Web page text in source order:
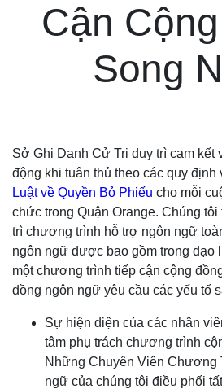
Cận
Song
Sở Ghi Danh Cử Tri duy trì cam kết
động khi tuân thủ theo các quy định
Luật về Quyền Bỏ Phiếu cho mỗi
chức trong Quận Orange. Chúng
trì chương trình hỗ trợ ngôn ngữ
ngôn ngữ được bao gồm trong đạo
một chương trình tiếp cận cộng
đồng ngôn ngữ yêu cầu các yếu tố
Sự hiện diện của các nhân
tâm phụ trách chương trình
Những Chuyên Viên Chương
ngữ của chúng tôi điều phối